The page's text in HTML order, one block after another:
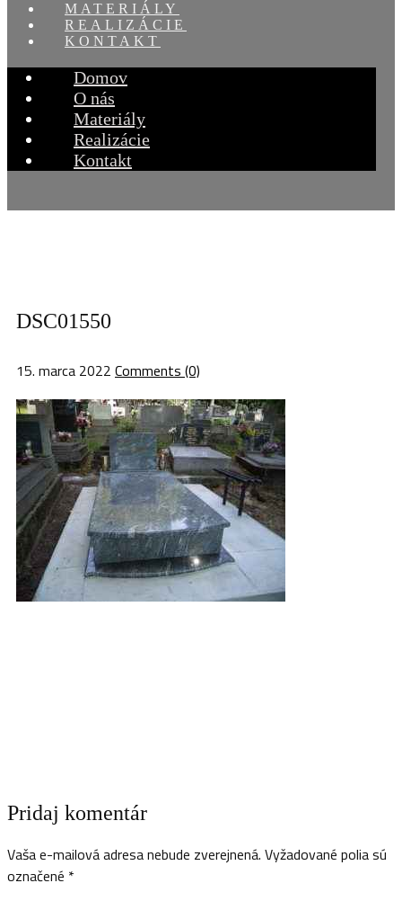
MATERIÁLY
REALIZÁCIE
KONTAKT
Domov
O nás
Materiály
Realizácie
Kontakt
DSC01550
15. marca 2022 Comments (0)
Pridaj komentár
Vaša e-mailová adresa nebude zverejnená. Vyžadované polia sú
označené *